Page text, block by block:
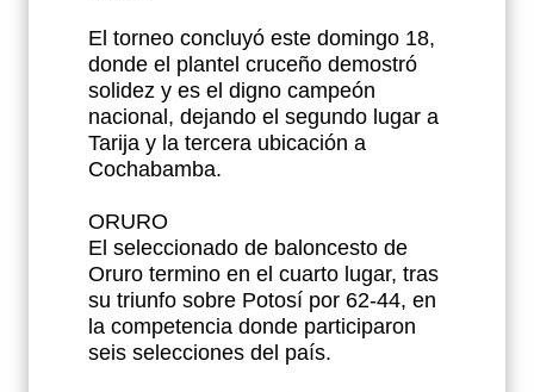
El torneo concluyó este domingo 18,
donde el plantel cruceño demostró
solidez y es el digno campeón
nacional, dejando el segundo lugar a
Tarija y la tercera ubicación a
Cochabamba.
ORURO
El seleccionado de baloncesto de
Oruro termino en el cuarto lugar, tras
su triunfo sobre Potosí por 62-44, en
la competencia donde participaron
seis selecciones del país.